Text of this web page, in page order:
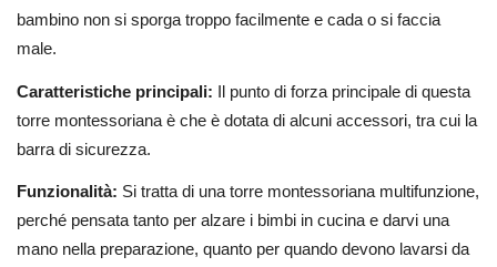
bambino non si sporga troppo facilmente e cada o si faccia
male.
Caratteristiche principali: Il punto di forza principale di questa
torre montessoriana è che è dotata di alcuni accessori, tra cui la
barra di sicurezza.
Funzionalità: Si tratta di una torre montessoriana multifunzione,
perché pensata tanto per alzare i bimbi in cucina e darvi una
mano nella preparazione, quanto per quando devono lavarsi da